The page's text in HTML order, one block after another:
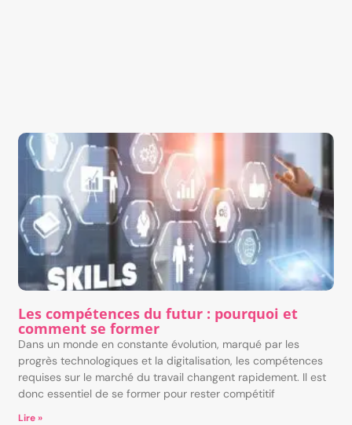
Les compétences du futur : pourquoi et
comment se former
Dans un monde en constante évolution, marqué par les
progrès technologiques et la digitalisation, les compétences
requises sur le marché du travail changent rapidement. Il est
donc essentiel de se former pour rester compétitif
Lire »